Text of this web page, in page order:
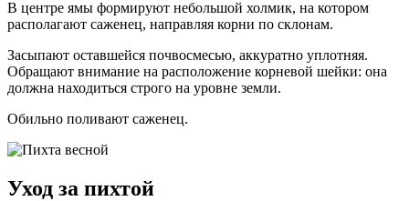
В центре ямы формируют небольшой холмик, на котором
располагают саженец, направляя корни по склонам.
Засыпают оставшейся почвосмесью, аккуратно уплотняя.
Обращают внимание на расположение корневой шейки: она
должна находиться строго на уровне земли.
Обильно поливают саженец.
Уход за пихтой